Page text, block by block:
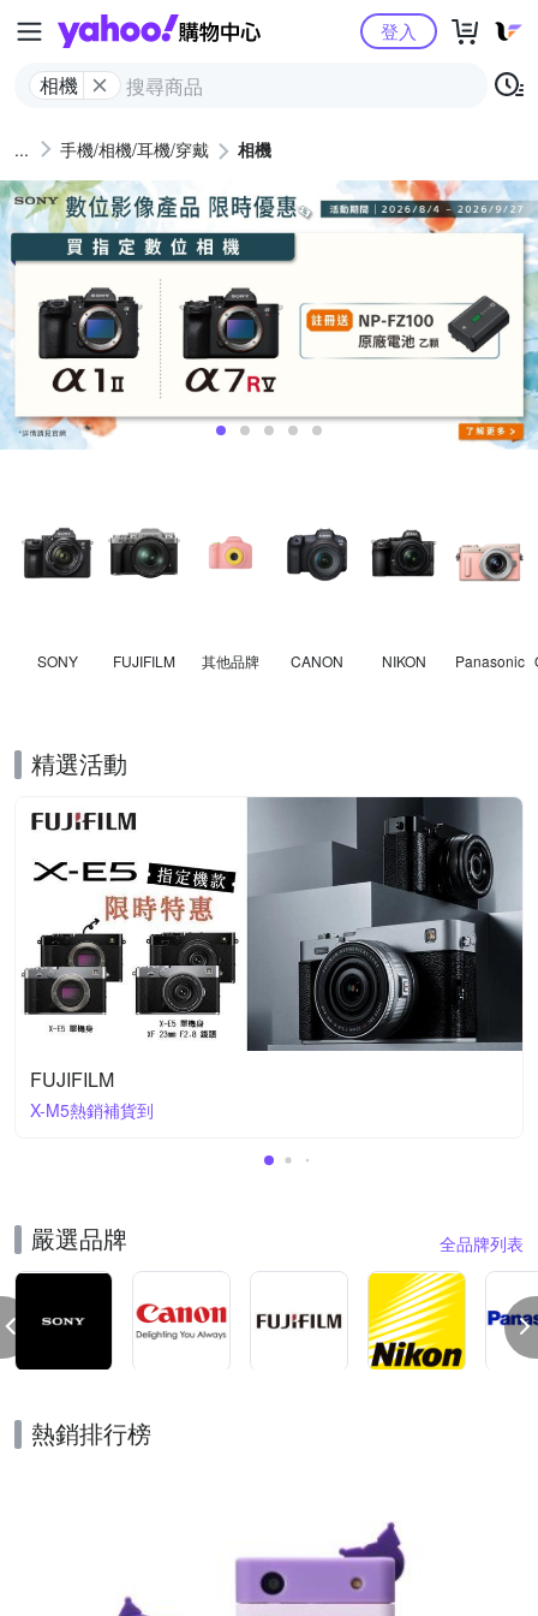
Yahoo購物中心
相機
登入
手機/相機/耳機/穿戴 相機
SONY FUJIFILM 其他品牌 CANON NIKON Panasonic
精選活動
FUJIFILM
X-M5熱銷補貨到
嚴選品牌 全品牌列表
熱銷排行榜